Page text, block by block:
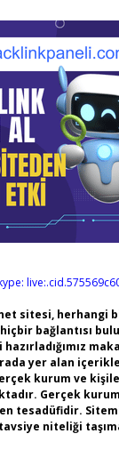
sitesi, herhangi
bağlantısı
yer alan
kurum ve
Gerçek
tesadüfidir.
niteliği